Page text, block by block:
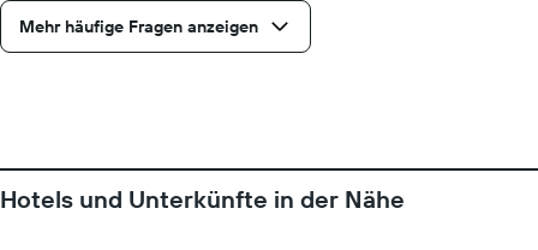
Mehr häufige Fragen anzeigen
Hotels und Unterkünfte in der Nähe